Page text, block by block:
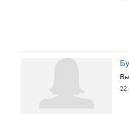
22